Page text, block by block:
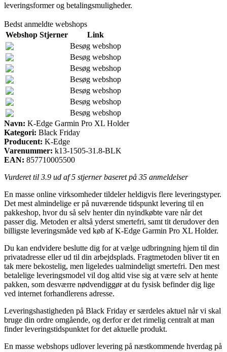
leveringsformer og betalingsmuligheder.
Bedst anmeldte webshops
Webshop Stjerner
Link
Besøg webshop
Besøg webshop
Besøg webshop
Besøg webshop
Besøg webshop
Besøg webshop
Besøg webshop
Navn: K-Edge Garmin Pro XL Holder
Kategori: Black Friday
Producent: K-Edge
Varenummer: k13-1505-31.8-BLK
EAN: 857710005500
Vurderet til 3.9 ud af 5 stjerner baseret på 35 anmeldelser
En masse online virksomheder tildeler heldigvis flere leveringstyper.
Det mest almindelige er på nuværende tidspunkt levering til en
pakkeshop, hvor du så selv henter din nyindkøbte vare når det
passer dig. Metoden er altså yderst smertefri, samt tit derudover den
billigste leveringsmåde ved køb af K-Edge Garmin Pro XL Holder.
Du kan endvidere beslutte dig for at vælge udbringning hjem til din
privatadresse eller ud til din arbejdsplads. Fragtmetoden bliver tit en
tak mere bekostelig, men ligeledes ualmindeligt smertefri. Den mest
betalelige leveringsmodel vil dog altid vise sig at være selv at hente
pakken, som desværre nødvendiggør at du fysisk befinder dig lige
ved internet forhandlerens adresse.
Leveringshastigheden på Black Friday er særdeles aktuel når vi skal
bruge din ordre omgående, og derfor er det rimelig centralt at man
finder leveringstidspunktet for det aktuelle produkt.
En masse webshops udlover levering på næstkommende hverdag på